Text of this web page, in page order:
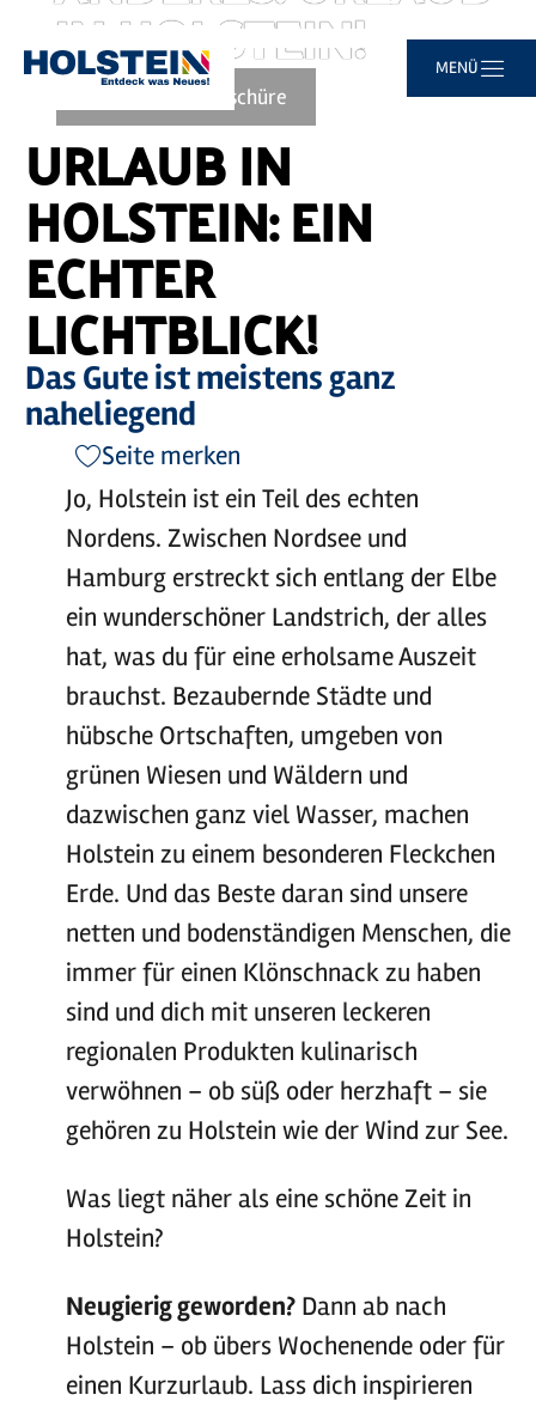
Zum
springen
Zur
springen
Zur
springen
Zum
springen
MENÜ
IN HOLSTEIN!
Zur Imagebroschüre
abspielen
Sie
hier:
Startseite
URLAUB IN
HOLSTEIN: EIN
ECHTER
LICHTBLICK!
Das Gute ist meistens ganz
naheliegend
Seite merken
Jo, Holstein ist ein Teil des echten
Nordens. Zwischen Nordsee und
Hamburg erstreckt sich entlang der Elbe
ein wunderschöner Landstrich, der alles
hat, was du für eine erholsame Auszeit
brauchst. Bezaubernde Städte und
hübsche Ortschaften, umgeben von
grünen Wiesen und Wäldern und
dazwischen ganz viel Wasser, machen
Holstein zu einem besonderen Fleckchen
Erde. Und das Beste daran sind unsere
netten und bodenständigen Menschen, die
immer für einen Klönschnack zu haben
sind und dich mit unseren leckeren
regionalen Produkten kulinarisch
verwöhnen – ob süß oder herzhaft – sie
gehören zu Holstein wie der Wind zur See.
Was liegt näher als eine schöne Zeit in
Holstein?
Neugierig geworden?Dann ab nach
Holstein – ob übers Wochenende oder für
einen Kurzurlaub. Lass dich inspirieren